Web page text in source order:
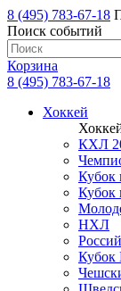
8 (495) 783-67-18
Поиск событий
Корзина
8 (495) 783-67-18
Хоккей
КХЛ
Кубок
Кубок
НХЛ
Кубок